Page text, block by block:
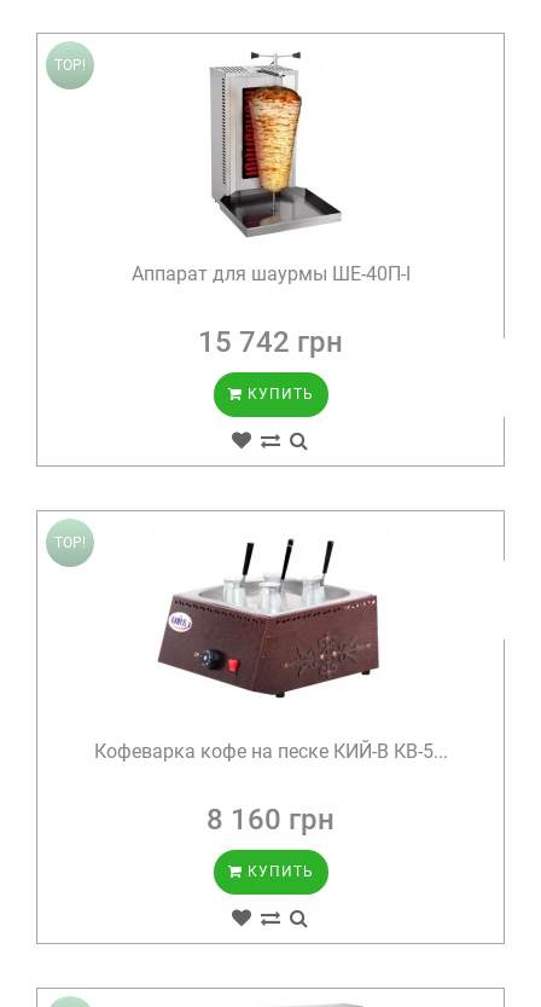
TOP!
Аппарат для шаурмы ШЕ-40П-І
15 742 грн
КУПИТЬ
TOP!
Кофеварка кофе на песке КИЙ-В КВ-5...
8 160 грн
КУПИТЬ